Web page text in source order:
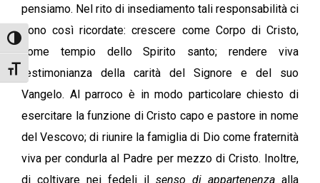
Attiva/disattiva alto contrasto
Attiva/disattiva dimensione testo
pensiamo. Nel rito di insediamento tali responsabilità ci
sono così ricordate: crescere come Corpo di Cristo,
come tempio dello Spirito santo; rendere viva
testimonianza della carità del Signore e del suo
Vangelo. Al parroco è in modo particolare chiesto di
esercitare la funzione di Cristo capo e pastore in nome
del Vescovo; di riunire la famiglia di Dio come fraternità
viva per condurla al Padre per mezzo di Cristo. Inoltre,
di coltivare nei fedeli il senso di appartenenza alla